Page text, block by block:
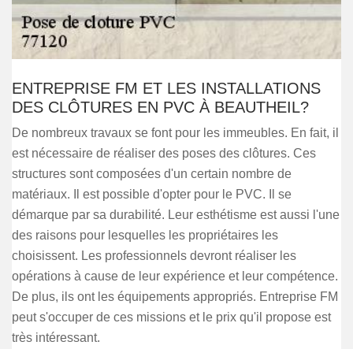
ENTREPRISE FM ET LES INSTALLATIONS
DES CLÔTURES EN PVC À BEAUTHEIL?
De nombreux travaux se font pour les immeubles. En fait, il
est nécessaire de réaliser des poses des clôtures. Ces
structures sont composées d'un certain nombre de
matériaux. Il est possible d'opter pour le PVC. Il se
démarque par sa durabilité. Leur esthétisme est aussi l'une
des raisons pour lesquelles les propriétaires les
choisissent. Les professionnels devront réaliser les
opérations à cause de leur expérience et leur compétence.
De plus, ils ont les équipements appropriés. Entreprise FM
peut s'occuper de ces missions et le prix qu'il propose est
très intéressant.